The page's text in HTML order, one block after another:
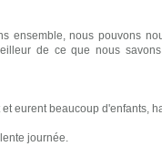
ensemble, nous pouvons
de ce que nous
eurent beaucoup d'enfants,
journée.